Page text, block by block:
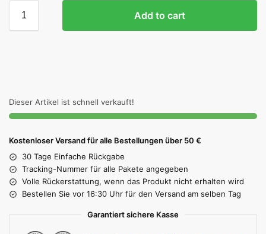
Add to cart
Dieser Artikel ist schnell verkauft!
Kostenloser Versand für alle Bestellungen über 50 €
30 Tage Einfache Rückgabe
Tracking-Nummer für alle Pakete angegeben
Volle Rückerstattung, wenn das Produkt nicht erhalten wird
Bestellen Sie vor 16:30 Uhr für den Versand am selben Tag
Garantiert sichere Kasse